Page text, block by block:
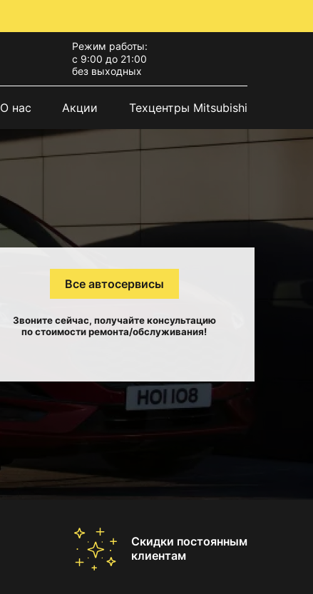
Режим работы:
с 9:00 до 21:00
без выходных
О нас Акции Техцентры Mitsubishi
Все автосервисы
Звоните сейчас, получайте консультацию
по стоимости ремонта/обслуживания!
Скидки постоянным
клиентам